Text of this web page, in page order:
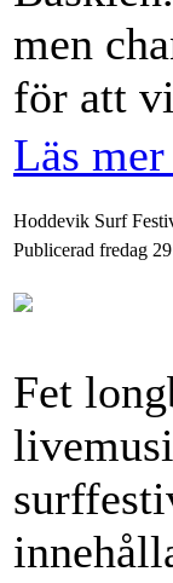
men
för att
Läs mer
Hoddevik Surf
Publicerad fredag
Fet